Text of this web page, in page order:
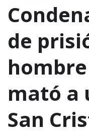
de
mató a
San